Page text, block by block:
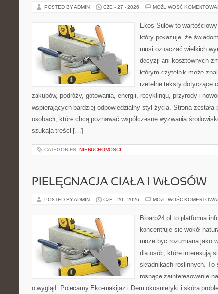
POSTED BY ADMIN CZE - 27 - 2026 MOŻLIWOŚĆ
Ekos-Sułów to
który pokazuje, że
musi oznaczać wielkich
decyzji ani kosztownych
którym czytelnik może
rzetelne teksty dotyczące
zakupów, podróży, gotowania, energii, recyklingu, przyrody i
wspierających bardziej odpowiedzialny styl życia. Strona została
osobach, które chcą poznawać współczesne wyzwania
szukają treści […]
CATEGORIES: NIERUCHOMOŚCI
PIELĘGNACJA CIAŁA I WŁOSÓW
POSTED BY ADMIN CZE - 20 - 2026 MOŻLIWOŚĆ
Bioarp24.pl to platforma
koncentruje się wokół
może być rozumiana jako
dla osób, które interesują
składnikach roślinnych.
rosnące zainteresowanie
o wygląd. Polecamy Eko-makijaż i Dermokosmetyki i skóra